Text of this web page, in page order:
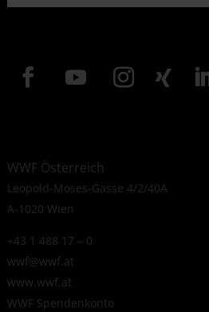
WWF Österreich
Leopold-Moses-Gasse 4/2/40A
A-1020 Wien
+43 1 488 17 – 0
wwf@wwf.at
www.wwf.at
WWF Spendenkonto